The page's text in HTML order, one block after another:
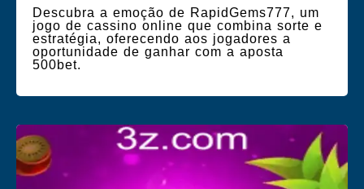
Descubra a emoção de RapidGems777, um
jogo de cassino online que combina sorte e
estratégia, oferecendo aos jogadores a
oportunidade de ganhar com a aposta
500bet.